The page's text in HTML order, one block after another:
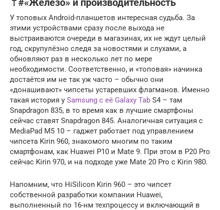
⇡#«Железо» и производительность
У топовых Android-планшетов интересная судьба. За
этими устройствами сразу после выхода не
выстраиваются очереди в магазинах, их не ждут целый
год, скрупулёзно следя за новостями и слухами, а
обновляют раз в несколько лет по мере
необходимости. Соответственно, и «топовая» начинка
достаётся им не так уж часто – обычно они
«донашивают» чипсеты устаревших флагманов. Именно
такая история у Samsung с её Galaxy Tab S4 – там
Snapdragon 835, в то время как в лучшие смартфоны
сейчас ставят Snapdragon 845. Аналогичная ситуация с
MediaPad M5 10 – гаджет работает под управлением
чипсета Kirin 960, знакомого многим по таким
смартфонам, как Huawei P10 и Mate 9. При этом в P20 Pro
сейчас Kirin 970, и на подходе уже Mate 20 Pro с Kirin 980.
Напомним, что HiSilicon Kirin 960 – это чипсет
собственной разработки компании Huawei,
выполненный по 16-нм техпроцессу и включающий в